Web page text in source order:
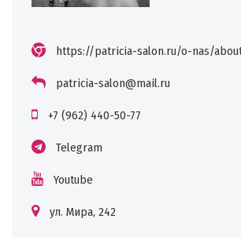
https://patricia-salon.ru/o-nas/
patricia-salon@mail.ru
+7 (962) 440-50-77
Telegram
Youtube
ул. Мира, 242